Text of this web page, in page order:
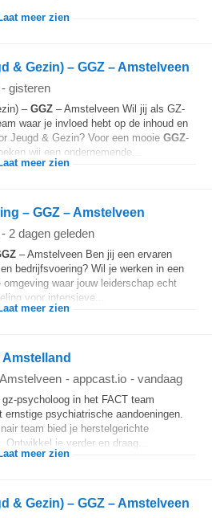
meer zien
& Gezin) – GGZ – Amstelveen
- gisteren
– GGZ – Amstelveen Wil jij als GZ-
waar je invloed hebt op de inhoud en
Jeugd & Gezin? Voor een mooie GGZ-
wij een ondernemende...
meer zien
– GGZ – Amstelveen
- 2 dagen geleden
– Amstelveen Ben jij een ervaren
bedrijfsvoering? Wil je werken in een
waar jouw leiderschap echt
voor intensieve...
meer zien
Amstelveen - appcast.io - vandaag
psycholoog in het FACT team
psychiatrische aandoeningen.
team bied je herstelgerichte
je verder en draag...
meer zien
& Gezin) – GGZ – Amstelveen